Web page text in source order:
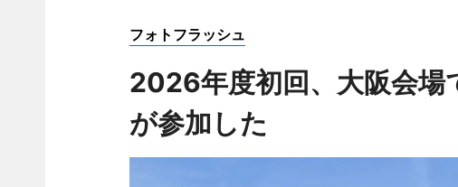
フォトフラッシュ
2026年度初回、大阪会
が参加した